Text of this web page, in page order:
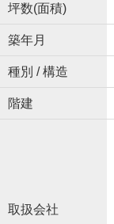
坪数(面積)
築年月
種別 / 構造
階建
取扱会社